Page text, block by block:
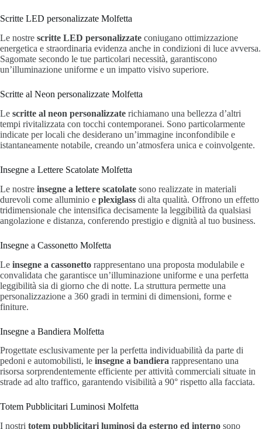
Scritte LED personalizzate Molfetta
Le nostre scritte LED personalizzate coniugano ottimizzazione
energetica e straordinaria evidenza anche in condizioni di luce avversa.
Sagomate secondo le tue particolari necessità, garantiscono
un’illuminazione uniforme e un impatto visivo superiore.
Scritte al Neon personalizzate Molfetta
Le scritte al neon personalizzate richiamano una bellezza d’altri
tempi rivitalizzata con tocchi contemporanei. Sono particolarmente
indicate per locali che desiderano un’immagine inconfondibile e
istantaneamente notabile, creando un’atmosfera unica e coinvolgente.
Insegne a Lettere Scatolate Molfetta
Le nostre insegne a lettere scatolate sono realizzate in materiali
durevoli come alluminio e plexiglass di alta qualità. Offrono un effetto
tridimensionale che intensifica decisamente la leggibilità da qualsiasi
angolazione e distanza, conferendo prestigio e dignità al tuo business.
Insegne a Cassonetto Molfetta
Le insegne a cassonetto rappresentano una proposta modulabile e
convalidata che garantisce un’illuminazione uniforme e una perfetta
leggibilità sia di giorno che di notte. La struttura permette una
personalizzazione a 360 gradi in termini di dimensioni, forme e
finiture.
Insegne a Bandiera Molfetta
Progettate esclusivamente per la perfetta individuabilità da parte di
pedoni e automobilisti, le insegne a bandiera rappresentano una
risorsa sorprendentemente efficiente per attività commerciali situate in
strade ad alto traffico, garantendo visibilità a 90° rispetto alla facciata.
Totem Pubblicitari Luminosi Molfetta
I nostri totem pubblicitari luminosi da esterno ed interno sono